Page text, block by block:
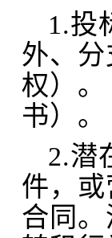
1.投
外、
权）
书）。
2.潜
件，
合同